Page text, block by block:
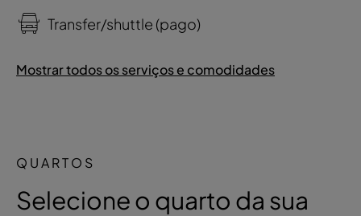
Transfer/shuttle (pago)
Mostrar todos os serviços e comodidades
QUARTOS
Selecione o quarto da sua